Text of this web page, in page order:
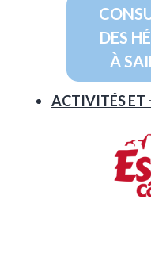
DES
À
ACTIVITÉS ET